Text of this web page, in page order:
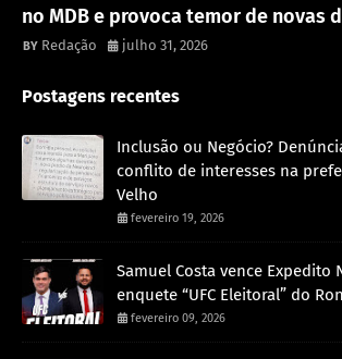
no MDB e provoca temor de novas
Redação julho 31, 2026
Postagens recentes
Inclusão ou Negócio?
conflito de interesses na
Velho
fevereiro 19, 2026
Samuel Costa vence Expedito
enquete “UFC Eleitoral” do
fevereiro 09, 2026